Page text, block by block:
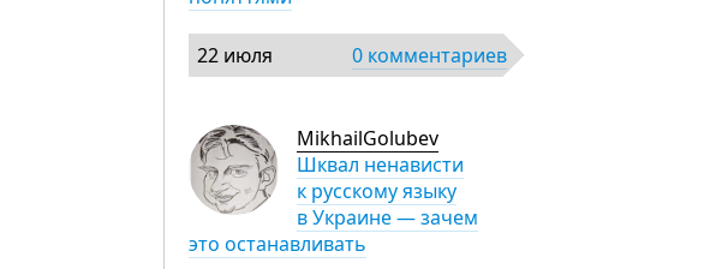
22 июля 0 комментариев
MikhailGolubev
Шквал ненависти
к русскому языку
в Украине — зачем
это останавливать